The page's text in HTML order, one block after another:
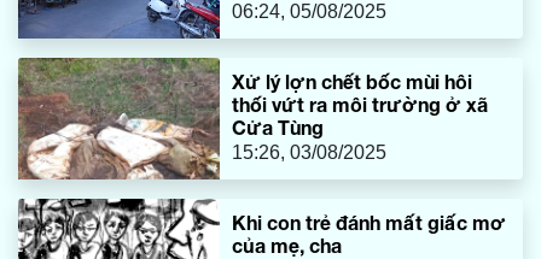
06:24, 05/08/2025
Xử lý lợn chết bốc mùi hôi
thối vứt ra môi trường ở xã
Cửa Tùng
15:26, 03/08/2025
Khi con trẻ đánh mất giấc mơ
của mẹ, cha